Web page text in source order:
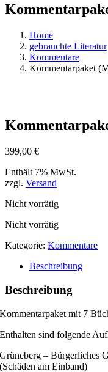
Home
gebrauchte Literatur
Kommentare
Kommentarpaket
399,00 €
Enthält 7% MwSt.
zzgl. Versand
Nicht vorrätig
Nicht vorrätig
Kategorie: Kommentare
Beschreibung
Beschreibung
Kommentarpaket mit 7
Enthalten sind folgende
Grüneberg – Bürgerliches
(Schäden am Einband)